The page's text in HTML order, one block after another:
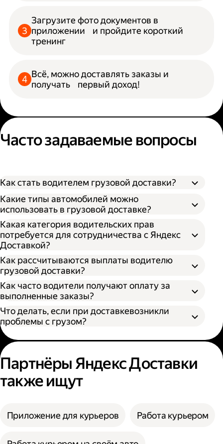
Загрузите фото документов в
приложении и пройдите короткий
тренинг
Всё, можно доставлять заказы и
получать первый доход!
Часто задаваемые вопросы
Как стать водителем грузовой доставки?
Какие типы автомобилей можно
использовать в грузовой доставке?
S — от 170 × 100 × 90 см
M — от 260 × 130 × 150 см
L — от 380 × 180 × 180 см
XL — от 400 × 190 × 200 см
Какая категория водительских прав
потребуется для сотрудничества с Яндекс
Доставкой?
Как рассчитываются выплаты водителю
грузовой доставки?
Как часто водители получают оплату за
выполненные заказы?
Что делать, если при доставкевозникли
проблемы с грузом?
Партнёры Яндекс Доставки
также ищут
Приложение для курьеров Работа курьером